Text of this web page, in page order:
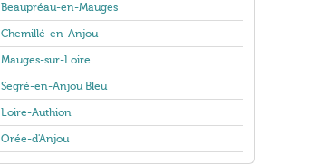
Beaupréau-en-Mauges
Chemillé-en-Anjou
Mauges-sur-Loire
Segré-en-Anjou Bleu
Loire-Authion
Orée-d'Anjou